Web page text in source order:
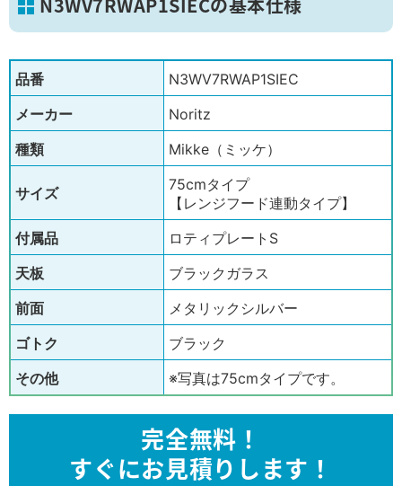
品番
N3WV7RWAP1SIEC
メーカー
Noritz
種類
Mikke（ミッケ）
サイズ
75cmタイプ
【レンジフード連動タイプ】
付属品
ロティプレートS
天板
ブラックガラス
前面
メタリックシルバー
ゴトク
ブラック
その他
※写真は75cmタイプです。
完全無料！
すぐにお見積りします！